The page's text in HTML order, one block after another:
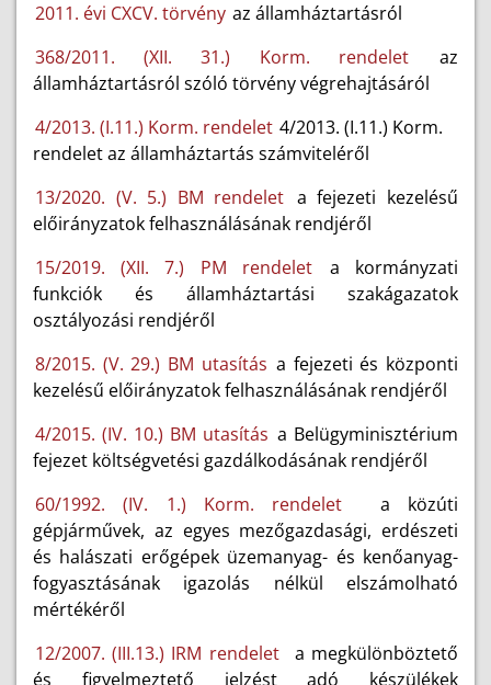
2011. évi CXCV. törvény az államháztartásról
368/2011. (XII. 31.) Korm. rendelet
az
államháztartásról szóló törvény végrehajtásáról
4/2013. (I.11.) Korm. rendelet 4/2013. (I.11.) Korm.
rendelet az államháztartás számviteléről
13/2020. (V. 5.) BM rendelet a fejezeti kezelésű
előirányzatok felhasználásának rendjéről
15/2019. (XII. 7.) PM rendelet a kormányzati
funkciók és államháztartási szakágazatok
osztályozási rendjéről
8/2015. (V. 29.) BM utasítás a fejezeti és központi
kezelésű előirányzatok felhasználásának rendjéről
4/2015. (IV. 10.) BM utasítás a Belügyminisztérium
fejezet költségvetési gazdálkodásának rendjéről
60/1992. (IV. 1.) Korm. rendelet a közúti
gépjárművek, az egyes mezőgazdasági, erdészeti
és halászati erőgépek üzemanyag- és kenőanyag-
fogyasztásának igazolás nélkül elszámolható
mértékéről
12/2007. (III.13.) IRM rendelet a megkülönböztető
és figyelmeztető jelzést adó készülékek